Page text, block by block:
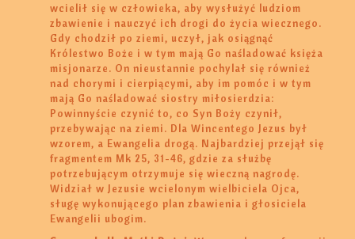
wcielił się w człowieka, aby wysłużyć ludziom
zbawienie i nauczyć ich drogi do życia wiecznego.
Gdy chodził po ziemi, uczył, jak osiągnąć
Królestwo Boże i w tym mają Go naśladować księża
misjonarze. On nieustannie pochylał się również
nad chorymi i cierpiącymi, aby im pomóc i w tym
mają Go naśladować siostry miłosierdzia:
Powinnyście czynić to, co Syn Boży czynił,
przebywając na ziemi. Dla Wincentego Jezus był
wzorem, a Ewangelia drogą. Najbardziej przejął się
fragmentem Mk 25, 31-46, gdzie za służbę
potrzebującym otrzymuje się wieczną nagrodę.
Widział w Jezusie wcielonym wielbiciela Ojca,
sługę wykonującego plan zbawienia i głosiciela
Ewangelii ubogim.